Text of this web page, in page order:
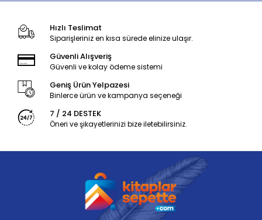
Hızlı Teslimat
Siparişleriniz en kısa sürede elinize ulaşır.
Güvenli Alışveriş
Güvenli ve kolay ödeme sistemi
Geniş Ürün Yelpazesi
Binlerce ürün ve kampanya seçeneği
7 / 24 DESTEK
Öneri ve şikayetlerinizi bize iletebilirsiniz.